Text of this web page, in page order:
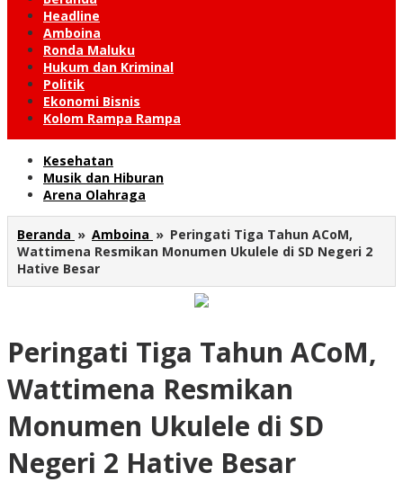
Headline
Amboina
Ronda Maluku
Hukum dan Kriminal
Politik
Ekonomi Bisnis
Kolom Rampa Rampa
Kesehatan
Musik dan Hiburan
Arena Olahraga
Beranda » Amboina » Peringati Tiga Tahun ACoM,
Wattimena Resmikan Monumen Ukulele di SD Negeri 2
Hative Besar
Peringati Tiga Tahun ACoM,
Wattimena Resmikan
Monumen Ukulele di SD
Negeri 2 Hative Besar